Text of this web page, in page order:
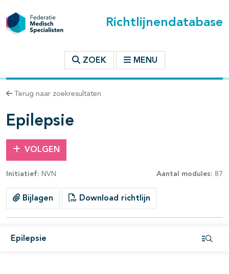
Richtlijnendatabase
ZOEK MENU
Terug naar zoekresultaten
Epilepsie
VOLGEN
Initiatief: NVN Aantal modules: 87
Bijlagen Download richtlijn
Epilepsie
binnen deze richtlijn